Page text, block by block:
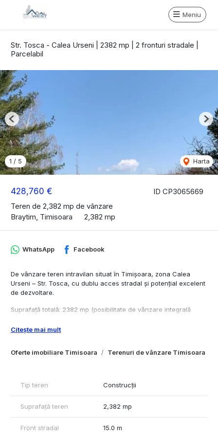
Meniu
Str. Tosca - Calea Urseni | 2382 mp | 2 fronturi stradale |
Parcelabil
ID CP3065669
428,760 €
Teren de 2,382 mp de vânzare
Braytim, Timisoara
2,382 mp
1 / 5 Harta
Previous
Oferte imobiliare Timisoara Terenuri de vânzare Timisoara
WhatsApp Facebook
De vânzare teren intravilan situat în Timișoara, zona Calea
Urseni – Str. Tosca, cu dublu acces stradal și potențial excelent
de dezvoltare.
Suprafață totală: 2382 mp (posibilitate de vânzare integrală
Asteptam si Certificatul de Urbansim
Front stradal Str. Tosca: 13,8 m
Acces auto facil din ambele părți
Avantaje:
Citește mai mult
Tip teren Construcții
Suprafață teren 2,382 mp
Front stradal 15.0 m